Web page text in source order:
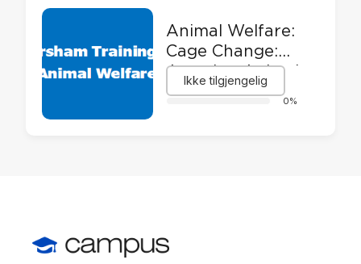
Animal Welfare:
Cage Change:
Assuring Animal
Welfare and
0%
Ikke tilgjengelig